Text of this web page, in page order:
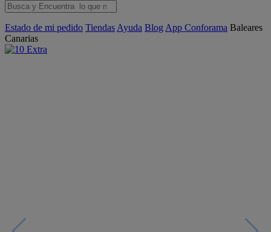
Estado de mi pedido Tiendas Ayuda Blog App Conforama Baleares
Canarias